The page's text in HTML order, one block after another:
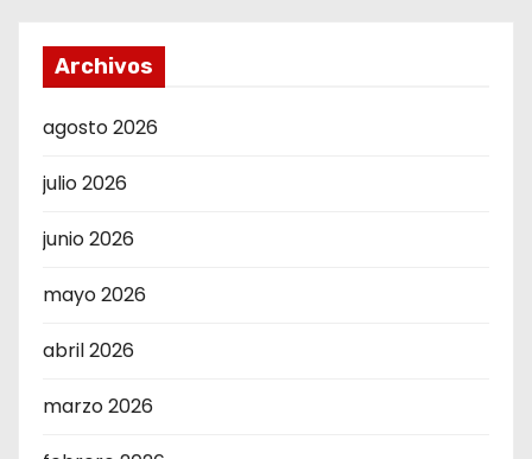
Archivos
agosto 2026
julio 2026
junio 2026
mayo 2026
abril 2026
marzo 2026